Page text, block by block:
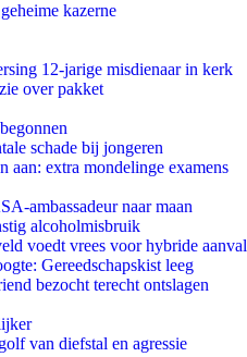
kazerne
12-jarige misdienaar in kerk
over pakket
schade bij jongeren
aan: extra mondelinge examens
ambassadeur naar maan
alcoholmisbruik
voedt vrees voor hybride aanval
Gereedschapskist leeg
bezocht terecht ontslagen
van diefstal en agressie